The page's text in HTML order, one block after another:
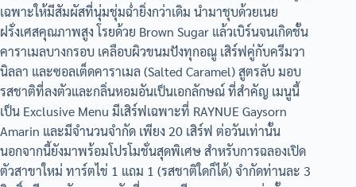
เฉพาะให้มีสัมผัสที่นุ่มชุ่มฉ่ำยิ่งกว่าเดิม นำมาชุบด้วยเนย
ฝรั่งเศสคุณภาพสูง โรยด้วย Brown Sugar แล้วเบิร์นจนเกิดชั้น
คาราเมลบางกรอบ เคลือบผิวขนมปังทุกอณู เสิร์ฟคู่กับครีมวา
นิลลา และซอลเต็ดคาราเมล (Salted Caramel) สูตรลับ มอบ
รสชาติที่ลงตัวและกลิ่นหอมอันเป็นเอกลักษณ์ ที่สำคัญ เมนูนี้
เป็น Exclusive Menu มีเสิร์ฟเฉพาะที่ RAYNUE Gaysorn
Amarin และมีจำนวนจำกัด เพียง 20 เสิร์ฟ ต่อวันเท่านั้น
นอกจากนี้ยังมาพร้อมโปรโมชั่นสุดพิเศษ สำหรับการฉลองเปิด
ตัวสาขาใหม่ ทาร์ตไข่ 1 แถม 1 (รสชาติใดก็ได้) จำกัดท่านละ 3